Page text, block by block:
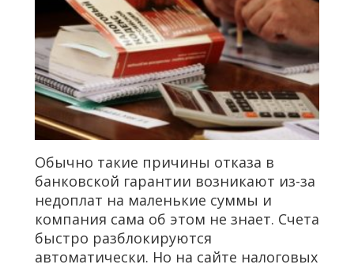
Обычно такие причины отказа в
банковской гарантии возникают из-за
недоплат на маленькие суммы и
компания сама об этом не знает. Счета
быстро разблокируются
автоматически. Но на сайте налоговых